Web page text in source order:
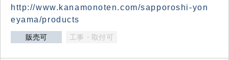
http://www.kanamonoten.com/sapporoshi-yon
eyama/products
販売可 工事・取付可